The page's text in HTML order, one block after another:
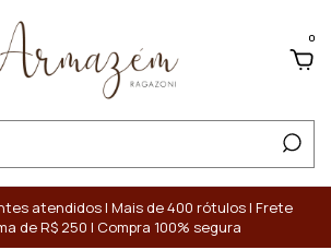
0
atendidos | Mais de 400 rótulos | Frete
de R$ 250 | Compra 100% segura